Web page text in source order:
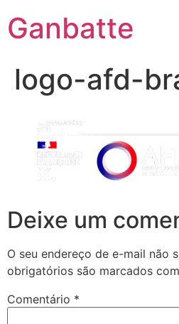
Ganbatte
logo-afd-
Deixe um
O seu endereço de e-mail não
obrigatórios são marcados com
Comentário *